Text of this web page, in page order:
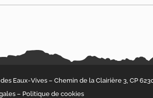
Eaux-Vives – Chemin de la Clairière 3, CP
– Politique de cookies